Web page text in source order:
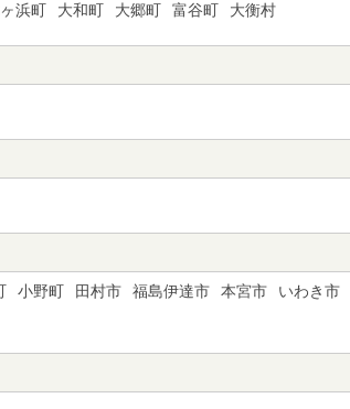
浜町 大和町 大郷町 富谷町 大衡村
小野町 田村市 福島伊達市 本宮市 いわき市